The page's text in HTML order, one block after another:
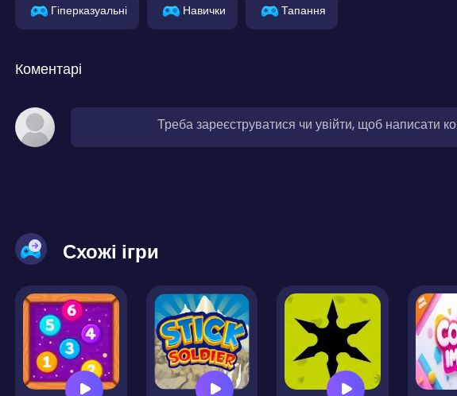
Гіперказуальні Навички Тапання
Коментарі
Треба зареєструватися чи увійти, щоб написати
Схожі ігри